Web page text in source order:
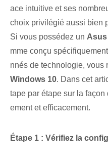
ace intuitive et ses
choix privilégié aussi bien
Si vous possédez un Asus
mme conçu
nnés de technologie, vous
Windows 10. Dans cet
tape par étape sur la
ement et efficacement.
Étape 1 : Vérifiez la